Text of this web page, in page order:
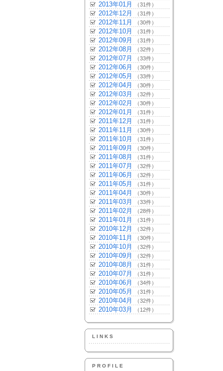
2013年01月 （31件）
2012年12月 （31件）
2012年11月 （30件）
2012年10月 （31件）
2012年09月 （31件）
2012年08月 （32件）
2012年07月 （33件）
2012年06月 （30件）
2012年05月 （33件）
2012年04月 （30件）
2012年03月 （32件）
2012年02月 （30件）
2012年01月 （31件）
2011年12月 （31件）
2011年11月 （30件）
2011年10月 （31件）
2011年09月 （30件）
2011年08月 （31件）
2011年07月 （32件）
2011年06月 （32件）
2011年05月 （31件）
2011年04月 （30件）
2011年03月 （33件）
2011年02月 （28件）
2011年01月 （31件）
2010年12月 （32件）
2010年11月 （30件）
2010年10月 （32件）
2010年09月 （32件）
2010年08月 （31件）
2010年07月 （31件）
2010年06月 （34件）
2010年05月 （31件）
2010年04月 （32件）
2010年03月 （12件）
LINKS
PROFILE